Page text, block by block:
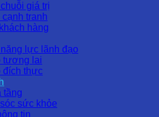
giá trị
tranh
hàng
lực lãnh đạo
tương lai
đích thực
tầng
sức khỏe
tin